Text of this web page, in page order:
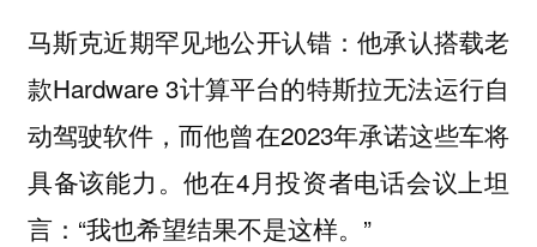
马斯克近期罕见地公开认错 ：他承认搭载老
款Hardware 3计算平台的特斯拉无法运行自
动驾驶软件，而他曾在2023年承诺这些车将
具备该能力。他在4月投资者电话会议上坦
言：“我也希望结果不是这样。”